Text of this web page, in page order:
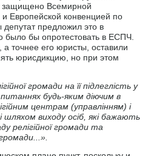
защищено Всемирной
Европейской конвенцией по
предложил это в
было бы опротестовать в ЕСПЧ.
точнее его юристы, оставили
юрисдикцию, но при этом
громади на її підлеглість у
питаннях будь-яким діючим в
центрам (управлінням) і
шляхом виходу осіб, які бажають
релігійної громади та